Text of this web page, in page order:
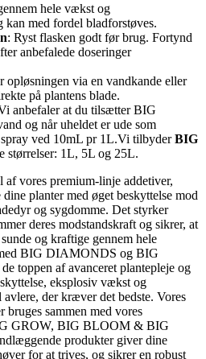
hele vækst og
kan med fordel bladforstøves.
: Ryst flasken godt før brug. Fortynd
anbefalede doseringer
opløsningen via en vandkande eller
på plantens blade.
anbefaler at du tilsætter BIG
og når uheldet er ude som
ved 10mL pr 1L.Vi tilbyderBIG
størrelser: 1L, 5L og 25L.
vores premium-linje addetiver,
planter med øget beskyttelse mod
og sygdomme. Det styrker
deres modstandskraft og sikrer, at
og kraftige gennem hele
BIG DIAMONDS og BIG
toppen af avanceret plantepleje og
eksplosiv vækst og
avlere, der kræver det bedste. Vores
bruges sammen med vores
GROW, BIG BLOOM & BIG
produkter giver dine
for at trives, og sikrer en robust